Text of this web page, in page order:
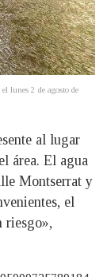
lunes 2 de agosto de
al lugar
área. El agua
Montserrat y
el
riesgo»,